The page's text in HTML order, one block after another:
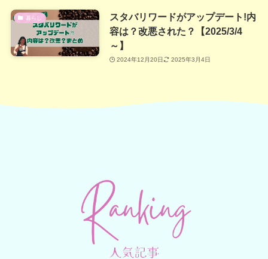
暮らし
スタバリワードがアップデート!内
容は？改悪された？【2025/3/4
～】
2024年12月20日 2025年3月4日